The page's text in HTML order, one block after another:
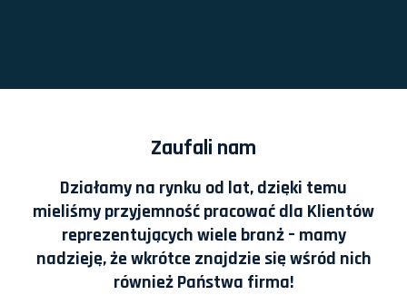
Zaufali nam
Działamy na rynku od lat, dzięki temu
mieliśmy przyjemność pracować dla Klientów
reprezentujących wiele branż – mamy
nadzieję, że wkrótce znajdzie się wśród nich
również Państwa firma!